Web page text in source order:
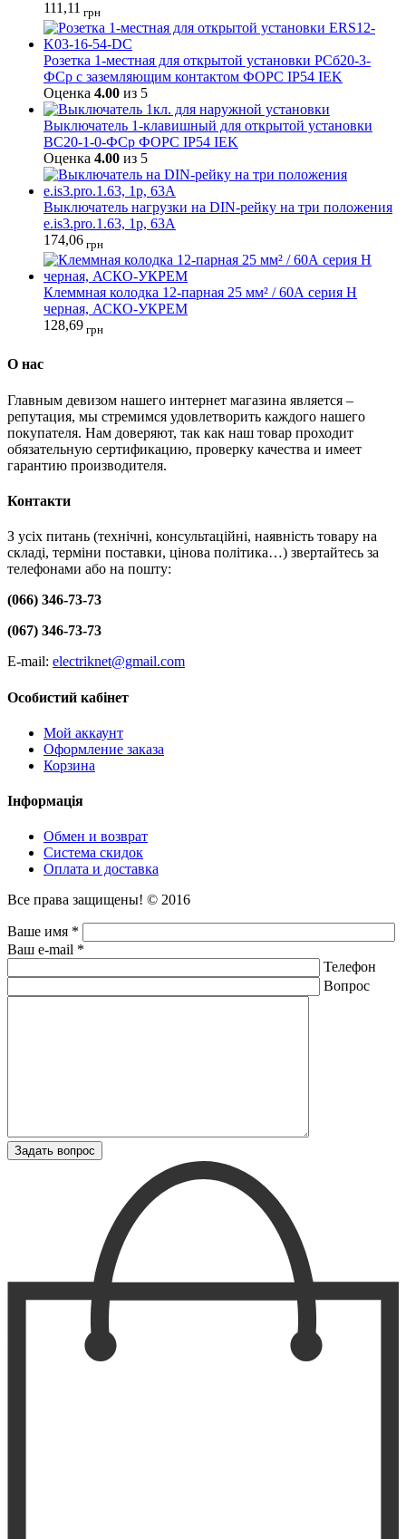
111,11 грн
Розетка 1-местная для открытой установки РСб20-3-
ФСр с заземляющим контактом ФОРС IP54 IEK
Оценка 4.00 из 5
Выключатель 1-клавишный для открытой установки
ВС20-1-0-ФСр ФОРС IP54 IEK
Оценка 4.00 из 5
Выключатель нагрузки на DIN-рейку на три положения
e.is3.pro.1.63, 1р, 63А
174,06 грн
Клеммная колодка 12-парная 25 мм² / 60А серия H
черная, АСКО-УКРЕМ
128,69 грн
О нас
Главным девизом нашего интернет магазина является –
репутация, мы стремимся удовлетворить каждого нашего
покупателя. Нам доверяют, так как наш товар проходит
обязательную сертификацию, проверку качества и имеет
гарантию производителя.
Контакти
З усіх питань (технічні, консультаційні, наявність товару на
складі, терміни поставки, цінова політика…) звертайтесь за
телефонами або на пошту:
(066) 346-73-73
(067) 346-73-73
E-mail: electriknet@gmail.com
Особистий кабінет
Мой аккаунт
Оформление заказа
Корзина
Інформація
Обмен и возврат
Система скидок
Оплата и доставка
Все права защищены! © 2016
Ваше имя *
Ваш e-mail *
Телефон
Вопрос